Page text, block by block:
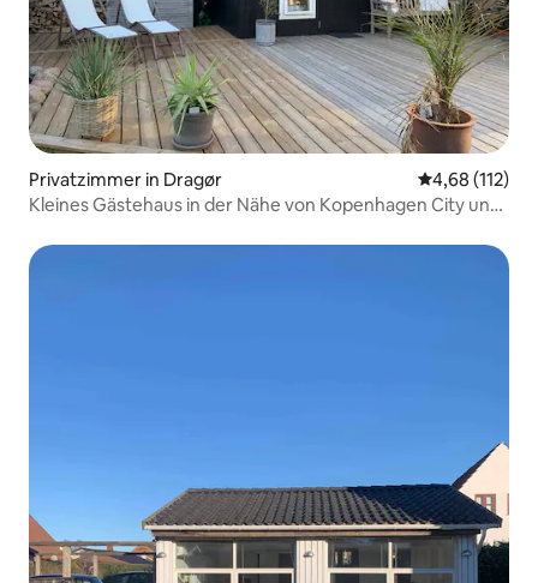
Privatzimmer in Dragør
4,68 (112)
Kleines Gästehaus in der Nähe von Kopenhagen City und